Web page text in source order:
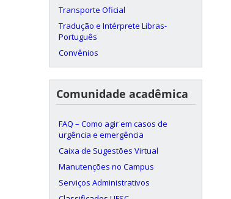
Transporte Oficial
Tradução e Intérprete Libras-
Português
Convênios
Comunidade acadêmica
FAQ – Como agir em casos de
urgência e emergência
Caixa de Sugestões Virtual
Manutenções no Campus
Serviços Administrativos